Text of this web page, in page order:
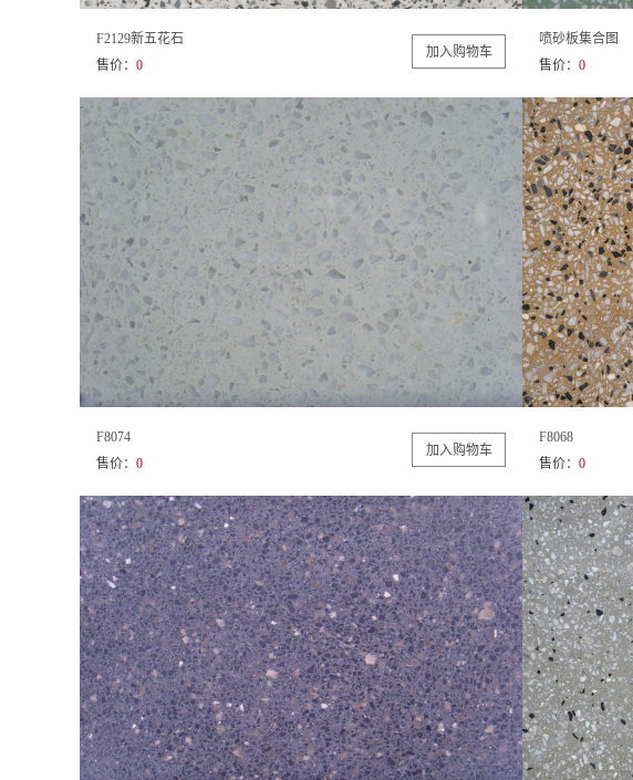
F2129新五花石
售价： 0
喷砂板集合图
售价： 0
F8074
售价： 0
F8068
售价： 0